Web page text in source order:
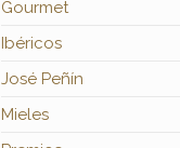
Gourmet
Ibéricos
José Peñín
Mieles